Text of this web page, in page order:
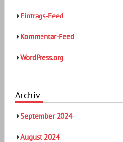
Eintrags-Feed
Kommentar-Feed
WordPress.org
Archiv
September 2024
August 2024